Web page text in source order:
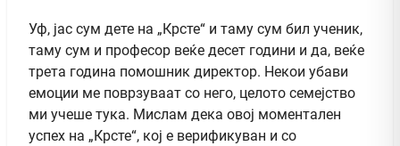
Уф, јас сум дете на „Крсте“ и таму сум бил ученик,
таму сум и професор веќе десет години и да, веќе
трета година помошник директор. Некои убави
емоции ме поврзуваат со него, целото семејство
ми учеше тука. Мислам дека овој моментален
успех на „Крсте“, кој е верификуван и со